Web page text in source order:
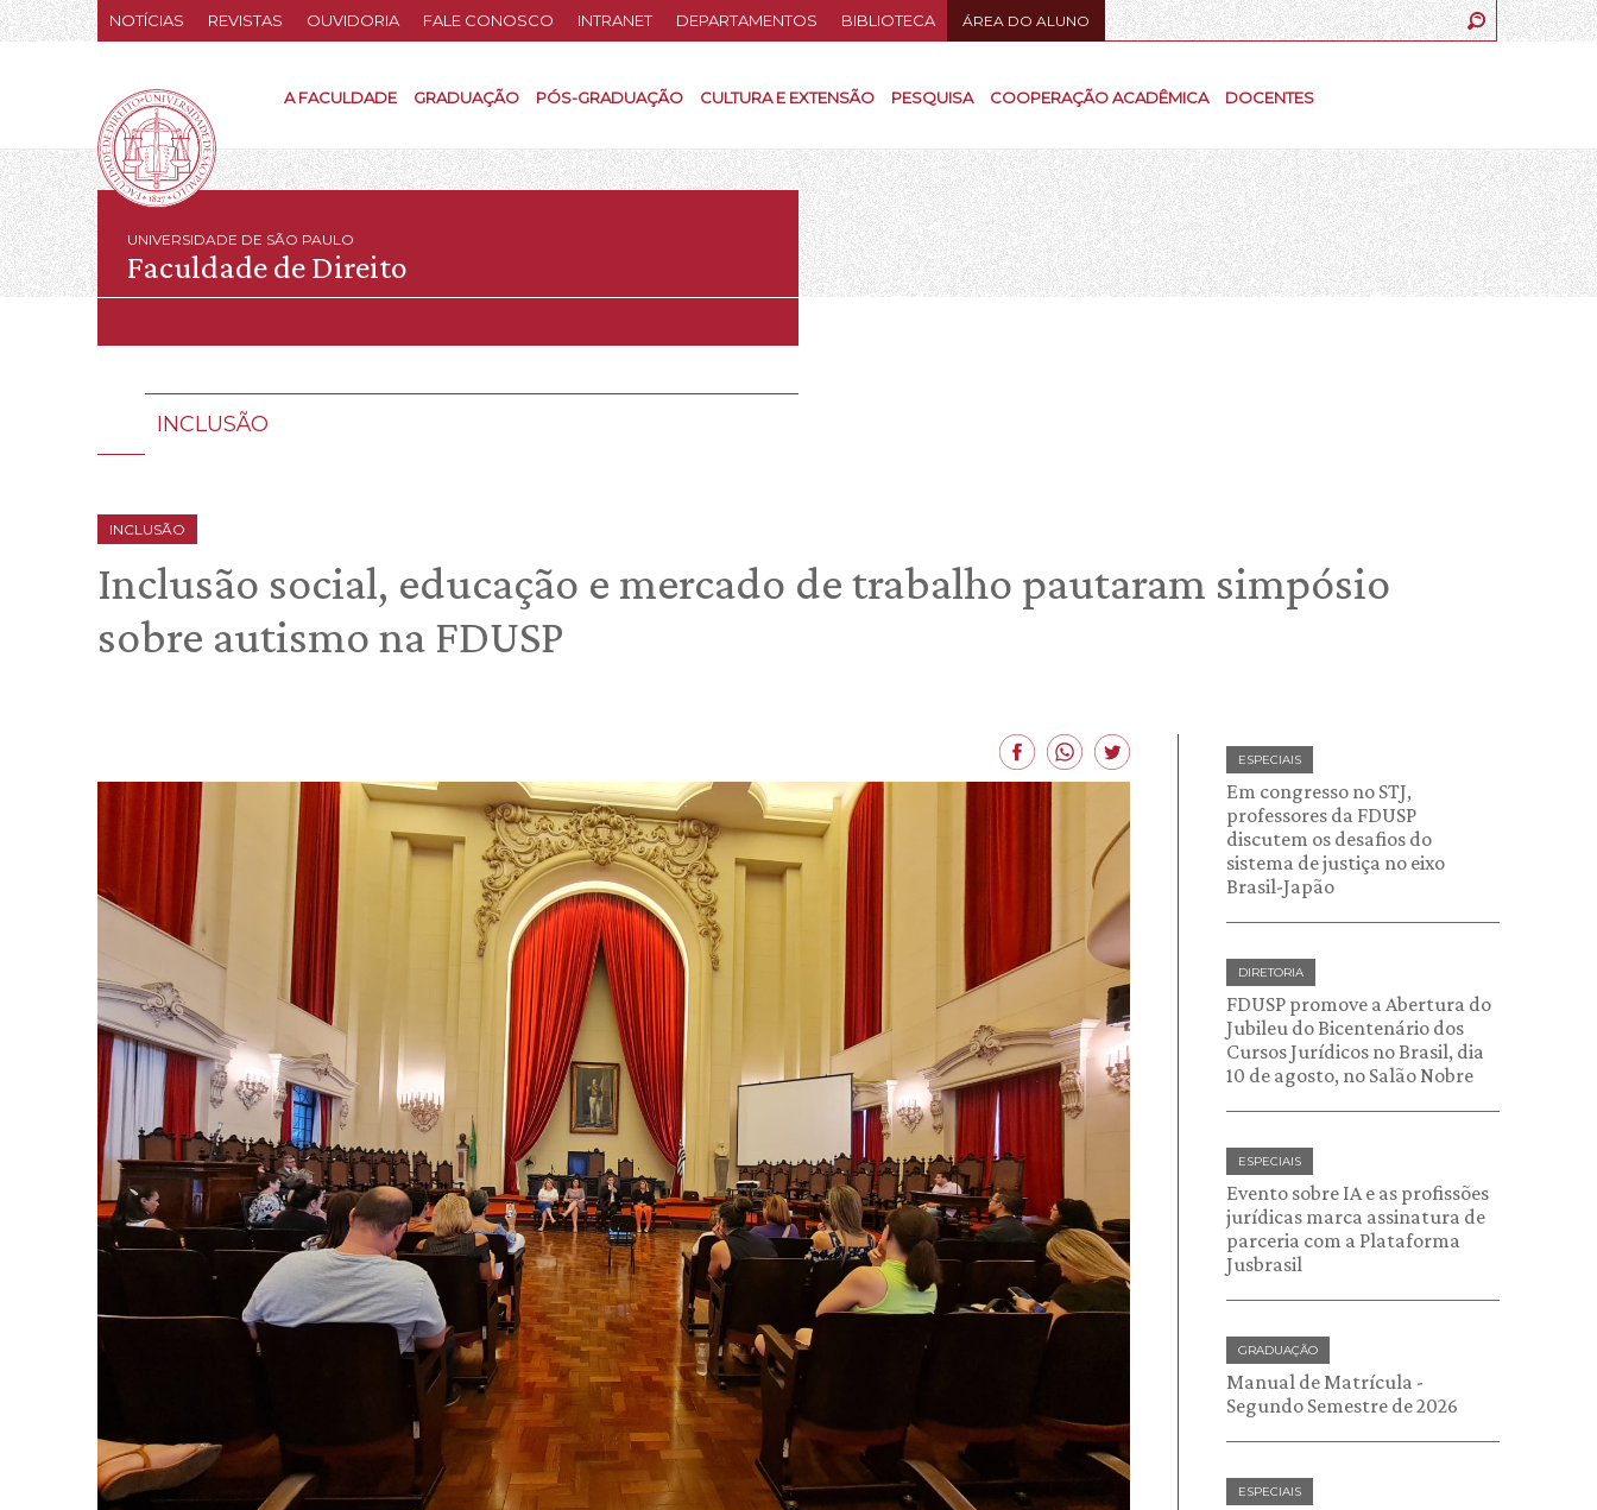
NOTÍCIAS REVISTAS OUVIDORIA FALE CONOSCO INTRANET DEPARTAMENTOS BIBLIOTECA ÁREA DO ALUNO
A FACULDADE GRADUAÇÃO PÓS-GRADUAÇÃO CULTURA E EXTENSÃO PESQUISA COOPERAÇÃO ACADÊMICA DOCENTES
UNIVERSIDADE DE SÃO PAULO
Faculdade de Direito
INCLUSÃO
INCLUSÃO
Inclusão social, educação e mercado de trabalho pautaram simpósio
sobre autismo na FDUSP
ESPECIAIS
Em congresso no STJ,
professores da FDUSP
discutem os desafios do
sistema de justiça no eixo
Brasil-Japão
DIRETORIA
FDUSP promove a Abertura do
Jubileu do Bicentenário dos
Cursos Jurídicos no Brasil, dia
10 de agosto, no Salão Nobre
ESPECIAIS
Evento sobre IA e as profissões
jurídicas marca assinatura de
parceria com a Plataforma
Jusbrasil
GRADUAÇÃO
Manual de Matrícula -
Segundo Semestre de 2026
ESPECIAIS